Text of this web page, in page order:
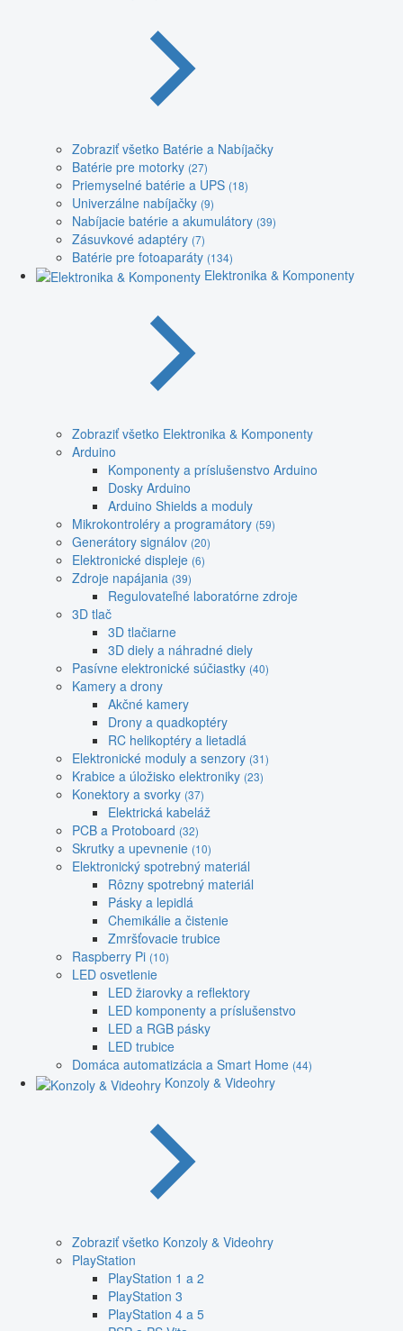
Zobraziť všetko Batérie a Nabíjačky
Batérie pre motorky (27)
Priemyselné batérie a UPS (18)
Univerzálne nabíjačky (9)
Nabíjacie batérie a akumulátory (39)
Zásuvkové adaptéry (7)
Batérie pre fotoaparáty (134)
Elektronika & Komponenty
Zobraziť všetko Elektronika & Komponenty
Arduino
Komponenty a príslušenstvo Arduino
Dosky Arduino
Arduino Shields a moduly
Mikrokontroléry a programátory (59)
Generátory signálov (20)
Elektronické displeje (6)
Zdroje napájania (39)
Regulovateľné laboratórne zdroje
3D tlač
3D tlačiarne
3D diely a náhradné diely
Pasívne elektronické súčiastky (40)
Kamery a drony
Akčné kamery
Drony a quadkoptéry
RC helikoptéry a lietadlá
Elektronické moduly a senzory (31)
Krabice a úložisko elektroniky (23)
Konektory a svorky (37)
Elektrická kabeláž
PCB a Protoboard (32)
Skrutky a upevnenie (10)
Elektronický spotrebný materiál
Rôzny spotrebný materiál
Pásky a lepidlá
Chemikálie a čistenie
Zmršťovacie trubice
Raspberry Pi (10)
LED osvetlenie
LED žiarovky a reflektory
LED komponenty a príslušenstvo
LED a RGB pásky
LED trubice
Domáca automatizácia a Smart Home (44)
Konzoly & Videohry
Zobraziť všetko Konzoly & Videohry
PlayStation
PlayStation 1 a 2
PlayStation 3
PlayStation 4 a 5